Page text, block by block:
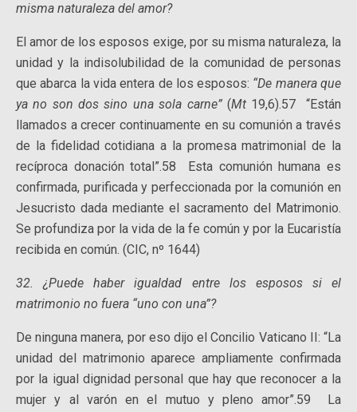
misma naturaleza del amor?
El amor de los esposos exige, por su misma naturaleza, la
unidad y la indisolubilidad de la comunidad de personas
que abarca la vida entera de los esposos: “De manera que
ya no son dos sino una sola carne”(Mt 19,6).57 “Están
llamados a crecer continuamente en su comunión a través
de la fidelidad cotidiana a la promesa matrimonial de la
recíproca donación total”.58 Esta comunión humana es
confirmada, purificada y perfeccionada por la comunión en
Jesucristo dada mediante el sacramento del Matrimonio.
Se profundiza por la vida de la fe común y por la Eucaristía
recibida en común. (CIC, nº 1644)
32. ¿Puede haber igualdad entre los esposos si el
matrimonio no fuera “uno con una”?
De ninguna manera, por eso dijo el Concilio Vaticano II: “La
unidad del matrimonio aparece ampliamente confirmada
por la igual dignidad personal que hay que reconocer a la
mujer y al varón en el mutuo y pleno amor”.59 La